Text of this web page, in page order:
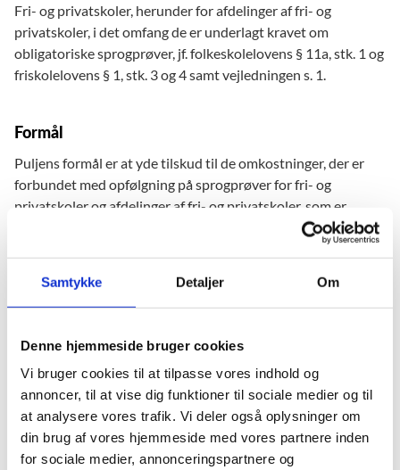
Samtykke Detaljer Om
Denne hjemmeside bruger cookies
Vi bruger cookies til at tilpasse vores indhold og
annoncer, til at vise dig funktioner til sociale medier og til
at analysere vores trafik. Vi deler også oplysninger om
din brug af vores hjemmeside med vores partnere inden
for sociale medier, annonceringspartnere og
Fri- og privatskoler, herunder for afdelinger af fri- og
privatskoler, i det omfang de er underlagt kravet om
obligatoriske sprogprøver, jf. folkeskolelovens § 11a, stk. 1 og
friskolelovens § 1, stk. 3 og 4 samt vejledningen s. 1.
Formål
Puljens formål er at yde tilskud til de omkostninger, der er
forbundet med opfølgning på sprogprøver for fri- og
privatskoler og afdelinger af fri- og privatskoler, som er
Hvordan søges der om tilskud
2023/2024" for at få oplysninger om krav og betingelser til
ansøgningen, vilkår for ansøgning og tilskud.
Ansøgningsfrist